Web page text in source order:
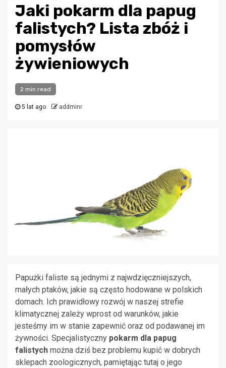
Jaki pokarm dla papug
falistych? Lista zbóż i
pomysłów
żywieniowych
2 min read
5 lat ago addminr
Papużki faliste są jednymi z najwdzięczniejszych,
małych ptaków, jakie są często hodowane w polskich
domach. Ich prawidłowy rozwój w naszej strefie
klimatycznej zależy wprost od warunków, jakie
jesteśmy im w stanie zapewnić oraz od podawanej im
żywności. Specjalistyczny pokarm dla papug
falistych można dziś bez problemu kupić w dobrych
sklepach zoologicznych, pamiętając tutaj o jego